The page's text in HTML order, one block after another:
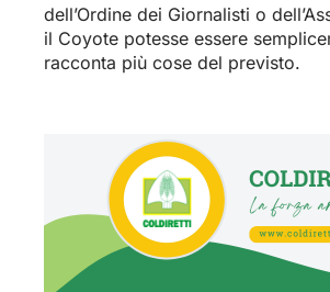
dell’Ordine dei Giornalisti o
il Coyote potesse essere
racconta più cose del previsto.